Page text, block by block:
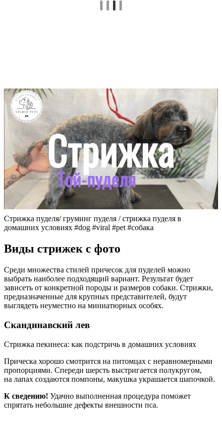
Стрижка пуделя/ груминг пуделя / стрижка пуделя в
домашних условиях #dog #viral #pet #собака
Виды стрижек с фото
Среди множества стилей причесок для пуделей можно
выбрать наиболее подходящий вариант. Результат будет
зависеть от конкретной породы и размеров собаки. Стрижки,
предназначенные для крупных представителей, будут
выглядеть неуместно на миниатюрных особях.
Скандинавский лев
Стрижка пекинеса: как подстричь в домашних условиях
Прическа хорошо смотрится на питомцах с неравномерными
пропорциями. Спереди шерсть выстригается полукругом,
на лапах создаются помпоны, макушка украшается шапочкой.
К сведению! Удачно выполненная процедура поможет
спрятать небольшие дефекты внешности пса.